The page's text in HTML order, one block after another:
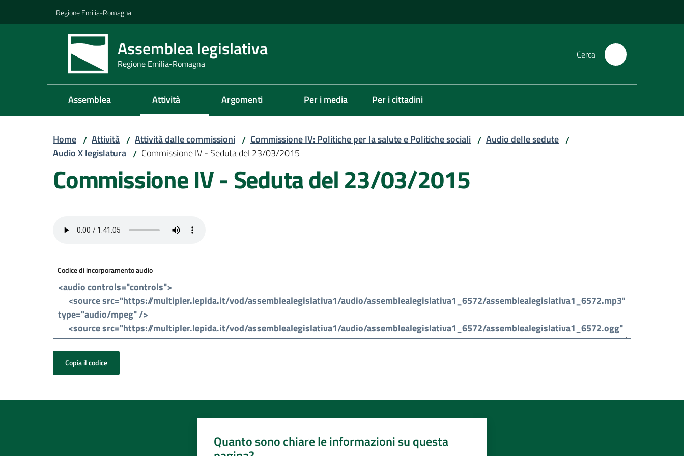
Regione Emilia-Romagna
Assemblea legislativa
Regione Emilia-Romagna
Cerca
Assemblea Attività Argomenti Per i media Per i cittadini
Home / Attività / Attività dalle commissioni / Commissione IV: Politiche per la salute e Politiche sociali / Audio delle sedute /
Audio X legislatura / Commissione IV - Seduta del 23/03/2015
Commissione IV - Seduta del 23/03/2015
Codice di incorporamento audio
Copia il codice
Quanto sono chiare le informazioni su questa